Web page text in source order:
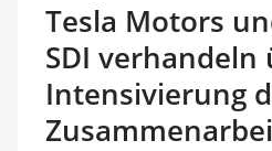
Tesla Motors
SDI verhandeln
Intensivierung